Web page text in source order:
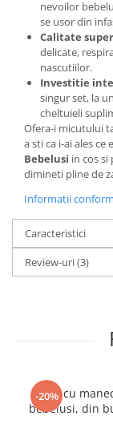
nevoilor
se usor din
Calitate
delicate,
nascutiilor.
Investitie
singur set, la
cheltuieli
Ofera-i micutului
a sti ca i-ai ales ce
Bebelusi in cos
dimineti pline de
Informatii
Caracteristici
Review-uri(3)
-20%
Body cu
bebelusi, din